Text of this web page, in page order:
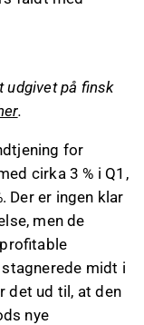
sig
i den finske
give feedback
udgivet på finsk
.
for
cirka 3 % i Q1,
Der er ingen klar
men de
midt i
det ud til, at den
nye